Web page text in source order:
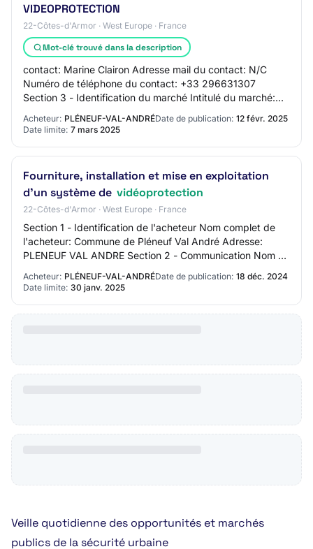
VIDEOPROTECTION
22-Côtes-d'Armor · West Europe · France
Mot-clé trouvé dans la description
contact: Marine Clairon Adresse mail du contact: N/C
Numéro de téléphone du contact: +33 296631307
Section 3 - Identification du marché Intitulé du marché:
FOURNITURES-INSTALLATION ET MISE EN EXPLOIT…
Acheteur: PLÉNEUF-VAL-ANDRÉDate de publication: 12 févr. 2025
Date limite: 7 mars 2025
Fourniture, installation et mise en exploitation
d'un système de vidéoprotection
22-Côtes-d'Armor · West Europe · France
Section 1 - Identification de l'acheteur Nom complet de
l'acheteur: Commune de Pléneuf Val André Adresse:
PLENEUF VAL ANDRE Section 2 - Communication Nom du
contact: Marine Clairon Adresse mail du co…
Acheteur: PLÉNEUF-VAL-ANDRÉDate de publication: 18 déc. 2024
Date limite: 30 janv. 2025
Veille quotidienne des opportunités et marchés
publics de la sécurité urbaine